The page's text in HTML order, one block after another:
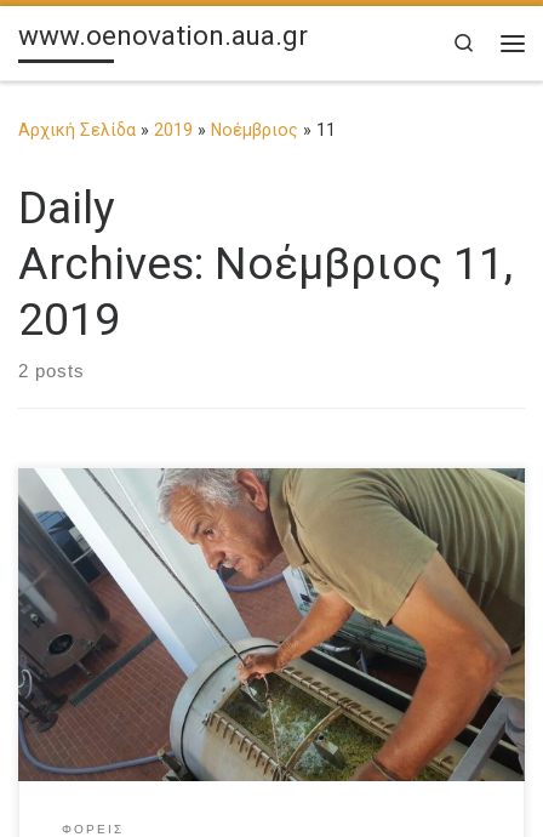
www.oenovation.aua.gr
Search
Αρχική Σελίδα » 2019 » Νοέμβριος » 11
Daily
Archives: Νοέμβριος 11,
2019
2 posts
Συλλογικότητα, Ποιότητα, Αυθεντικότητα, Αειφόρος
Ανάπτυξη Η Ένωση Συνεταιρισμών Θηραϊκών Προϊόντων,
Santo, ιδρύθηκε το 1947. Σήμερα αποτελεί έναν από τους
δυναμικότερους Συνεταιρισμούς της Ελλάδας με 1200 -μέλη.
Δέσμευση της Santo είναι η διαφύλαξη της τοπικής
παράδοσης και ιστορίας, η προστασία των παραδοσιακών
καλλιεργειών, η παραγωγή οίνων και παραδοσιακών τοπικών
προϊόντων Προστατευόμενης […]
ΦΟΡΕΊΣ